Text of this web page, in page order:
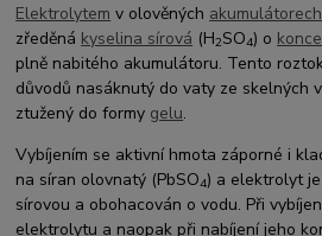
Elektrolytem v olověných akumulátorech
zředěná kyselina sírová (H2SO4) o
plně nabitého akumulátoru. Tento
důvodů nasáknutý do vaty ze skelných
ztužený do formy gelu.
Vybíjením se aktivní hmota záporné i
na síran olovnatý (PbSO4) a elektrolyt
sírovou a obohacován o vodu. Při
elektrolytu a naopak při nabíjení jeho